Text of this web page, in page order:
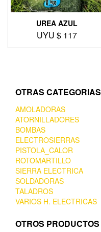
UREA AZUL
UYU $ 117
OTRAS CATEGORIAS
AMOLADORAS
ATORNILLADORES
BOMBAS
ELECTROSIERRAS
PISTOLA_CALOR
ROTOMARTILLO
SIERRA ELECTRICA
SOLDADORAS
TALADROS
VARIOS H. ELECTRICAS
OTROS PRODUCTOS